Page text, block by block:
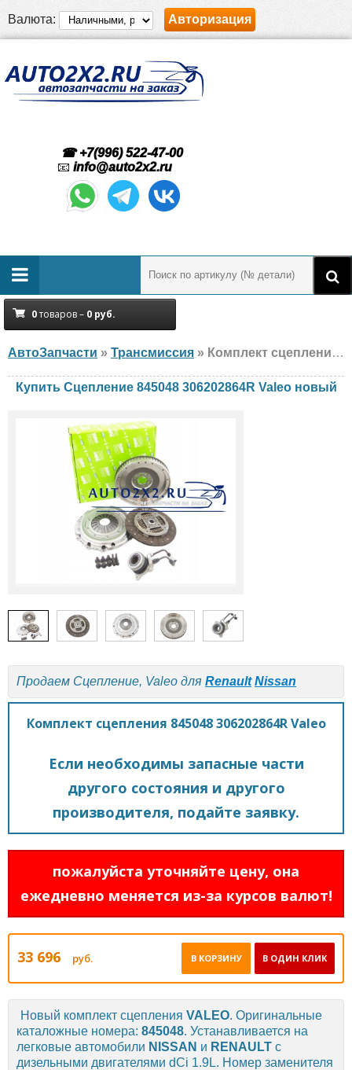
Валюта: Авторизация
☎ +7(996) 522-47-00
📧 info@auto2x2.ru
0товаров – 0 руб.
АвтоЗапчасти » Трансмиссия » Комплект сцепления Valeo 845048 306202864R Renault, Nissan, новый
Купить Сцепление 845048 306202864R Valeo новый
Продаем Сцепление, Valeo для Renault Nissan
Комплект сцепления 845048 306202864R Valeo
Если необходимы запасные части
другого состояния и другого
производителя, подайте заявку.
пожалуйста уточняйте цену, она
ежедневно меняется из-за курсов валют!
33 696 руб. В ОДИН КЛИК
В КОРЗИНУ
Новый комплект сцепления VALEO. Оригинальные
каталожные номера: 845048. Устанавливается на
легковые автомобили NISSAN и RENAULT с
дизельными двигателями dCi 1.9L. Номер заменителя